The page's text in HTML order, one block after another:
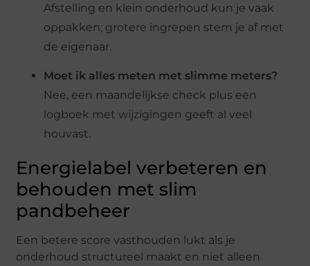
Afstelling en klein onderhoud kun je vaak
oppakken; grotere ingrepen stem je af met
de eigenaar.
Moet ik alles meten met slimme meters?
Nee, een maandelijkse check plus een
logboek met wijzigingen geeft al veel
houvast.
Energielabel verbeteren en
behouden met slim
pandbeheer
Een betere score vasthouden lukt als je
onderhoud structureel maakt en niet alleen